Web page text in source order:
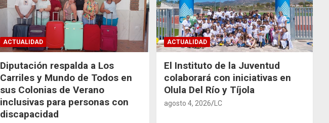
ACTUALIDAD
Diputación respalda a Los
Carriles y Mundo de Todos en
sus Colonias de Verano
inclusivas para personas con
discapacidad
ACTUALIDAD
El Instituto de la Juventud
colaborará con iniciativas en
Olula Del Río y Tíjola
agosto 4, 2026 LC